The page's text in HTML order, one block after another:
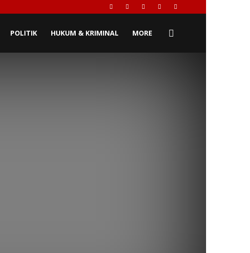
POLITIK HUKUM & KRIMINAL MORE